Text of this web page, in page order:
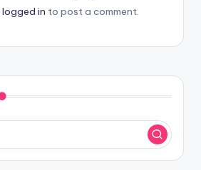
logged in to post a comment.